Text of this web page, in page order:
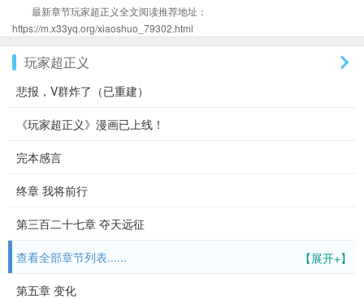
最新章节玩家超正义全文阅读推荐地址：
https://m.x33yq.org/xiaoshuo_79302.html
玩家超正义
悲报，V群炸了（已重建）
《玩家超正义》漫画已上线！
完本感言
终章 我将前行
第三百二十七章 夺天远征
【展开+】
查看全部章节列表......
第五章 变化